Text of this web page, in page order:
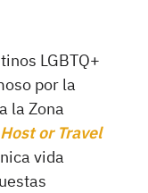
LGBTQ+
por la
la Zona
Host or Travel
vida